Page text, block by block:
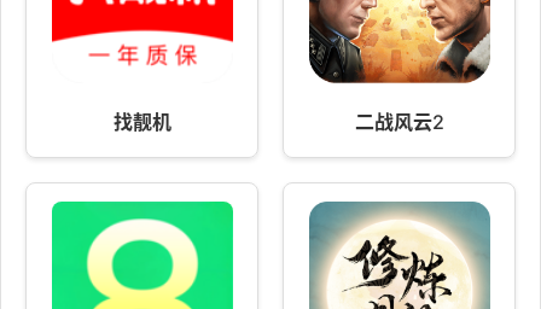
找靓机 二战风云2